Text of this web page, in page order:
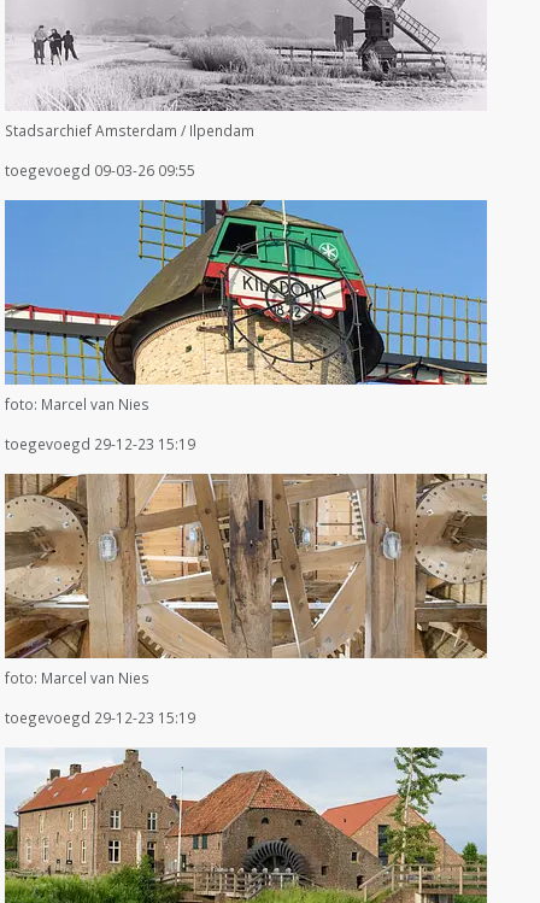
Stadsarchief Amsterdam / Ilpendam
toegevoegd 09-03-26 09:55
foto: Marcel van Nies
toegevoegd 29-12-23 15:19
foto: Marcel van Nies
toegevoegd 29-12-23 15:19